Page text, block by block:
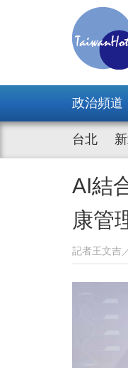
政治頻道
台北
AI結
康管
記者王文吉